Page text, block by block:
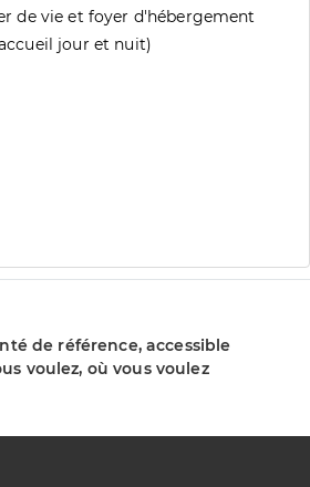
de vie et foyer d'hébergement
jour et nuit)
de référence, accessible
voulez, où vous voulez